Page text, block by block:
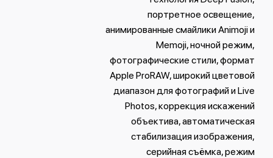
портретное освещение,
анимированные смайлики Animoji и
Memoji, ночной режим,
фотографические стили, формат
Apple ProRAW, широкий цветовой
диапазон для фотографий и Live
Photos, коррекция искажений
объектива, автоматическая
стабилизация изображения,
серийная съëмка, режим